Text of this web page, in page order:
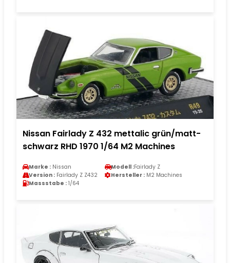
Nissan Fairlady Z 432 mettalic grün/matt-
schwarz RHD 1970 1/64 M2 Machines
Marke : Nissan Modell :Fairlady Z
Version : Fairlady Z Z432 Hersteller : M2 Machines
Massstabe : 1/64